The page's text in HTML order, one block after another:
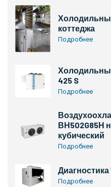
коттеджа
Подробнее
425 S
Подробнее
ВН502G85Н
кубический
Подробнее
Подробнее